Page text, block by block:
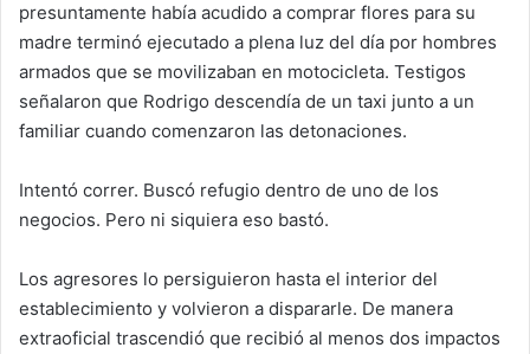
presuntamente había acudido a comprar flores para su
madre terminó ejecutado a plena luz del día por hombres
armados que se movilizaban en motocicleta. Testigos
señalaron que Rodrigo descendía de un taxi junto a un
familiar cuando comenzaron las detonaciones.
Intentó correr. Buscó refugio dentro de uno de los
negocios. Pero ni siquiera eso bastó.
Los agresores lo persiguieron hasta el interior del
establecimiento y volvieron a dispararle. De manera
extraoficial trascendió que recibió al menos dos impactos